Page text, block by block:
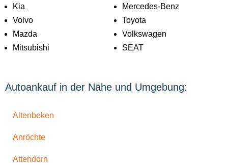
Kia
Volvo
Mazda
Mitsubishi
Mercedes-Benz
Toyota
Volkswagen
SEAT
Autoankauf in der Nähe und Umgebung:
Altenbeken
Anröchte
Attendorn